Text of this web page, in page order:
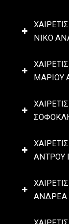
ΝΙΚΟ
ΜΑΡΙΟΥ
ΑΝΤΡΟΥ
ΑΝΔΡΕΑ